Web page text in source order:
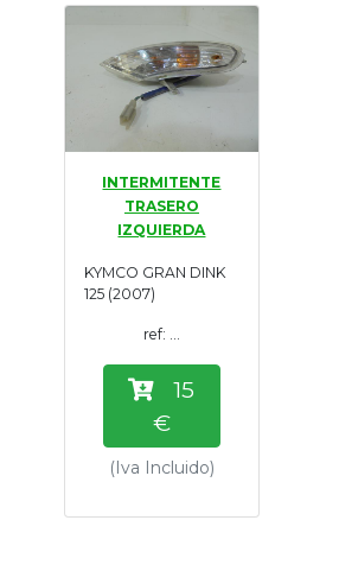
INTERMITENTE
TRASERO
IZQUIERDA
KYMCO GRAN DINK
125 (2007)
ref: ...
15
€
(Iva Incluido)